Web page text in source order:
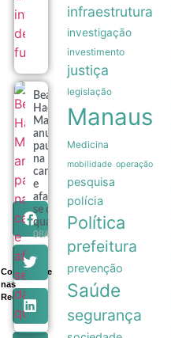
Compartilhe
nas
Redes
Beatriz
Haddad
Maia
anuncia
pausa
na
carreira
e
afasta-
se das
quadras
08/08
infraestrutura
investigação
investimento
justiça
legislação
Manaus
Medicina
mobilidade operação
pesquisa
polícia
Política
prefeitura
prevenção
Saúde
segurança